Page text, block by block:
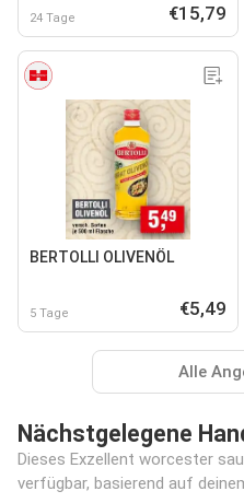
24 Tage €15,79
BERTOLLI OLIVENÖL
5 Tage €5,49
Alle
Nächstgelegene
Dieses Exzellent worcester
verfügbar, basierend auf